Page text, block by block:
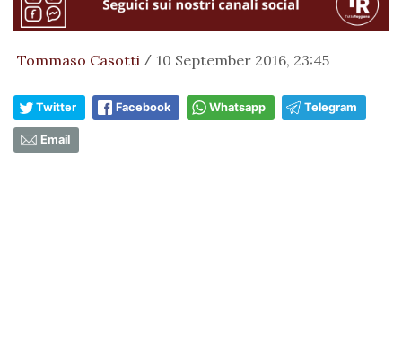
Tommaso Casotti / 10 September 2016, 23:45
Twitter Facebook Whatsapp Telegram
Email